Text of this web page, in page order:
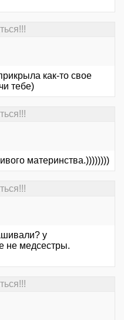
как-то свое
тебе)
материнства.))))))))
у
не медсестры.